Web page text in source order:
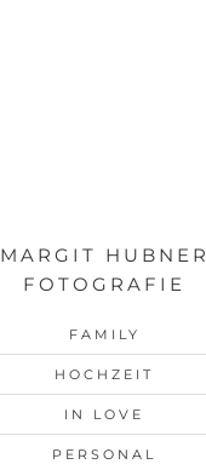
MARGIT HUBNER
FOTOGRAFIE
FAMILY
HOCHZEIT
IN LOVE
PERSONAL